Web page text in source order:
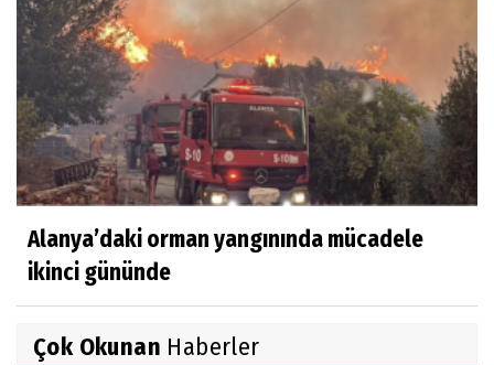
Alanya’daki orman yangınında mücadele
ikinci gününde
Çok Okunan Haberler